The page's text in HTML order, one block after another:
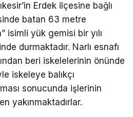
Erdek ilçesine bağlı
batan 63 metre
isimli yük gemisi bir yılı
durmaktadır. Narlı esnafı
beri iskelelerinin önünde
iskeleye balıkçı
sonucunda işlerinin
yakınmaktadırlar.